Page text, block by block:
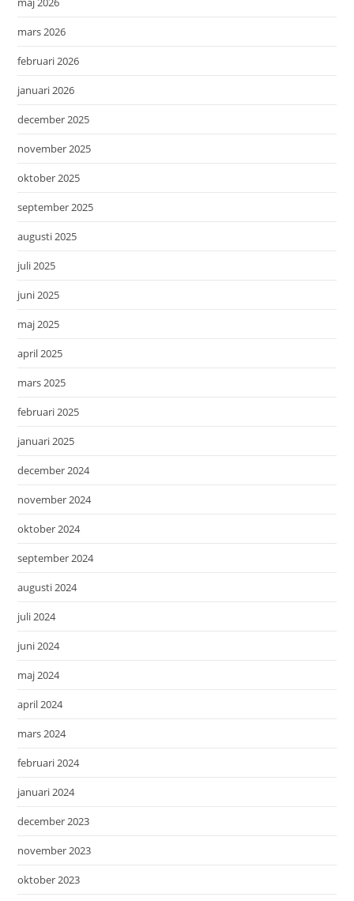
mars 2026
februari 2026
januari 2026
december 2025
november 2025
oktober 2025
september 2025
augusti 2025
juli 2025
juni 2025
maj 2025
april 2025
mars 2025
februari 2025
januari 2025
december 2024
november 2024
oktober 2024
september 2024
augusti 2024
juli 2024
juni 2024
maj 2024
april 2024
mars 2024
februari 2024
januari 2024
december 2023
november 2023
oktober 2023